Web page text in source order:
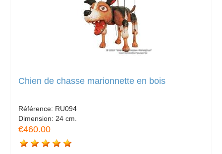
Chien de chasse marionnette en bois
Référence: RU094
Dimension: 24 cm.
€460.00